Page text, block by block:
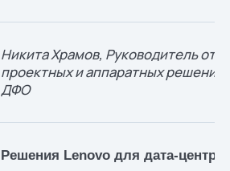
Никита Храмов, Руководитель
проектных и аппаратных решений
ДФО
Решения Lenovo для дата-